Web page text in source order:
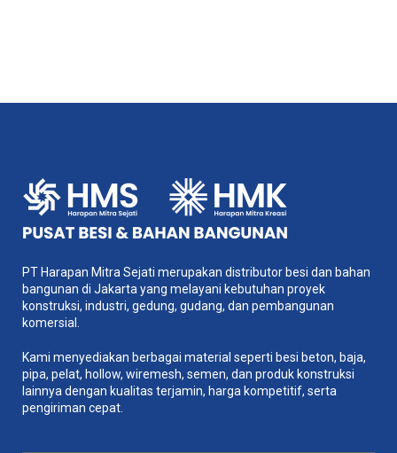
PT Harapan Mitra Sejati merupakan distributor besi dan bahan
bangunan di Jakarta yang melayani kebutuhan proyek
konstruksi, industri, gedung, gudang, dan pembangunan
komersial.
Kami menyediakan berbagai material seperti besi beton, baja,
pipa, pelat, hollow, wiremesh, semen, dan produk konstruksi
lainnya dengan kualitas terjamin, harga kompetitif, serta
pengiriman cepat.